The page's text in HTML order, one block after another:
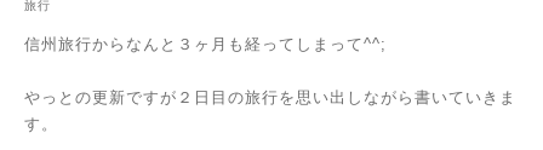
旅行
信州旅行からなんと３ヶ月も経ってしまって^^;
やっとの更新ですが２日目の旅行を思い出しながら書いていきま
す。